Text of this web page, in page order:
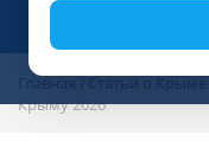
Главная Статьи о Крыме
Крыму 2026